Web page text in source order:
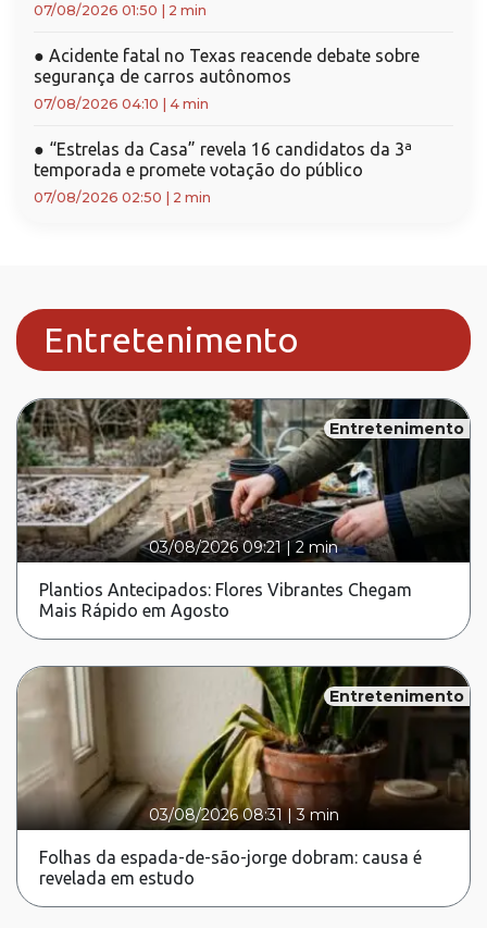
07/08/2026 01:50 2 min
● Acidente fatal no Texas reacende debate sobre
segurança de carros autônomos
07/08/2026 04:10 4 min
● “Estrelas da Casa” revela 16 candidatos da 3ª
temporada e promete votação do público
07/08/2026 02:50 2 min
Entretenimento
Entretenimento
03/08/2026 09:21|2 min
Plantios Antecipados: Flores Vibrantes Chegam
Mais Rápido em Agosto
Entretenimento
03/08/2026 08:31 |3 min
Folhas da espada-de-são-jorge dobram: causa é
revelada em estudo